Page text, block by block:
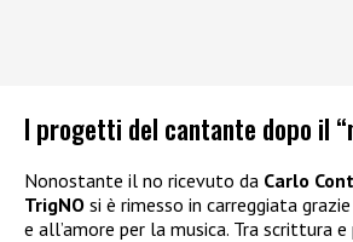
I progetti del cantante dopo il
Nonostante il no ricevuto da Carlo
TrigNO si è rimesso in carreggiata
e all’amore per la musica. Tra scrittura